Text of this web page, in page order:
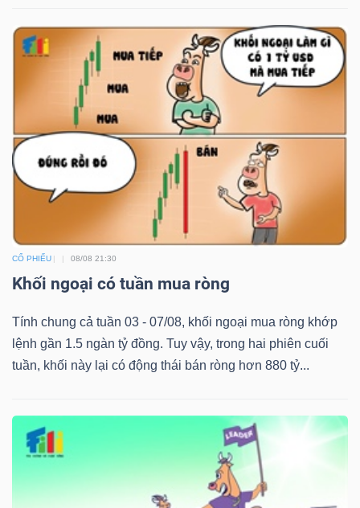
CỔ PHIẾU 08/08 21:30
Khối ngoại có tuần mua ròng
Tính chung cả tuần 03 - 07/08, khối ngoại mua ròng khớp
lệnh gần 1.5 ngàn tỷ đồng. Tuy vậy, trong hai phiên cuối
tuần, khối này lại có động thái bán ròng hơn 880 tỷ...